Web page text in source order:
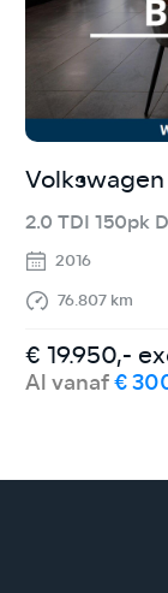
2.0 TDI 150pk
2016
76.807 km
€ 19.950,-
Al vanaf€